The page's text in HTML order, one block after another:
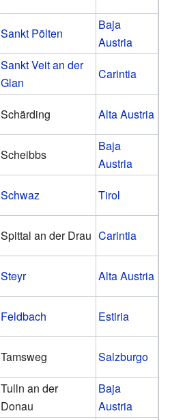
Sankt Pölten
Baja
Austria
Sankt Veit an der
Glan
Carintia
Schärding Alta Austria
Scheibbs
Baja
Austria
Schwaz Tirol
Spittal an der Drau Carintia
Steyr Alta Austria
Feldbach Estiria
Tamsweg
Salzburgo
Tulln an der
Donau
Baja
Austria